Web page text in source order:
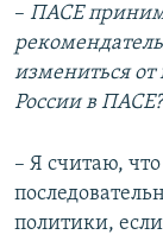
–​ ПАСЕ
измениться
России в ПАСЕ?
– Я считаю,
политики,